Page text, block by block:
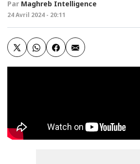
Par Maghreb Intelligence
24 Avril 2024 - 20:11